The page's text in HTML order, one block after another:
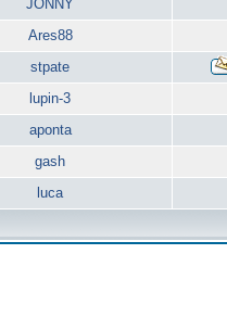
JONNY
Ares88
stpate
lupin-3
aponta
gash
luca